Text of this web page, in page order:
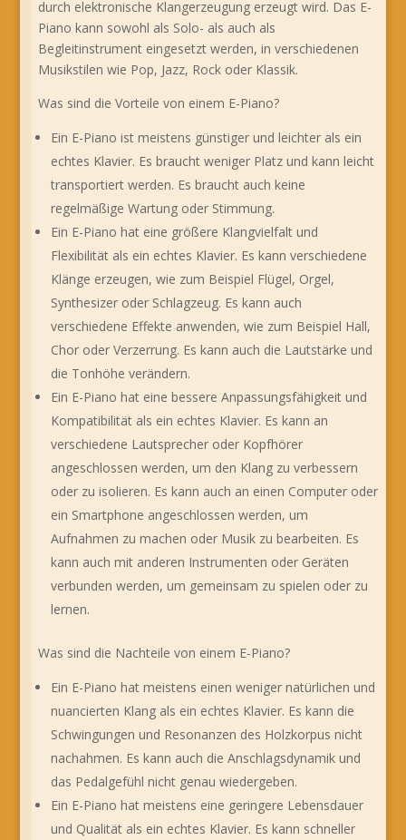
durch elektronische Klangerzeugung erzeugt wird. Das E-
Piano kann sowohl als Solo- als auch als
Begleitinstrument eingesetzt werden, in verschiedenen
Musikstilen wie Pop, Jazz, Rock oder Klassik.
Was sind die Vorteile von einem E-Piano?
Ein E-Piano ist meistens günstiger und leichter als ein
echtes Klavier. Es braucht weniger Platz und kann leicht
transportiert werden. Es braucht auch keine
regelmäßige Wartung oder Stimmung.
Ein E-Piano hat eine größere Klangvielfalt und
Flexibilität als ein echtes Klavier. Es kann verschiedene
Klänge erzeugen, wie zum Beispiel Flügel, Orgel,
Synthesizer oder Schlagzeug. Es kann auch
verschiedene Effekte anwenden, wie zum Beispiel Hall,
Chor oder Verzerrung. Es kann auch die Lautstärke und
die Tonhöhe verändern.
Ein E-Piano hat eine bessere Anpassungsfähigkeit und
Kompatibilität als ein echtes Klavier. Es kann an
verschiedene Lautsprecher oder Kopfhörer
angeschlossen werden, um den Klang zu verbessern
oder zu isolieren. Es kann auch an einen Computer oder
ein Smartphone angeschlossen werden, um
Aufnahmen zu machen oder Musik zu bearbeiten. Es
kann auch mit anderen Instrumenten oder Geräten
verbunden werden, um gemeinsam zu spielen oder zu
lernen.
Was sind die Nachteile von einem E-Piano?
Ein E-Piano hat meistens einen weniger natürlichen und
nuancierten Klang als ein echtes Klavier. Es kann die
Schwingungen und Resonanzen des Holzkorpus nicht
nachahmen. Es kann auch die Anschlagsdynamik und
das Pedalgefühl nicht genau wiedergeben.
Ein E-Piano hat meistens eine geringere Lebensdauer
und Qualität als ein echtes Klavier. Es kann schneller